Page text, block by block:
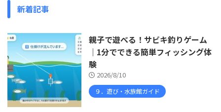
新着記事
親子で遊べる！サビキ釣りゲーム
｜1分でできる簡単フィッシング体
験
2026/8/10
９．遊び・水族館ガイド